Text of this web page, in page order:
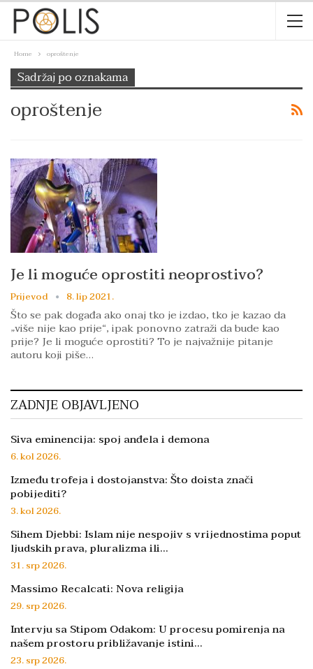
Home oproštenje
Sadržaj po oznakama
oproštenje
Je li moguće oprostiti neoprostivo?
Prijevod 8. lip 2021.
Što se pak događa ako onaj tko je izdao, tko je kazao da
„više nije kao prije“, ipak ponovno zatraži da bude kao
prije? Je li moguće oprostiti? To je najvažnije pitanje
autoru koji piše…
ZADNJE OBJAVLJENO
Siva eminencija: spoj anđela i demona
6. kol 2026.
Između trofeja i dostojanstva: Što doista znači
pobijediti?
3. kol 2026.
Sihem Djebbi: Islam nije nespojiv s vrijednostima poput
ljudskih prava, pluralizma ili…
31. srp 2026.
Massimo Recalcati: Nova religija
29. srp 2026.
Intervju sa Stipom Odakom: U procesu pomirenja na
našem prostoru približavanje istini…
23. srp 2026.